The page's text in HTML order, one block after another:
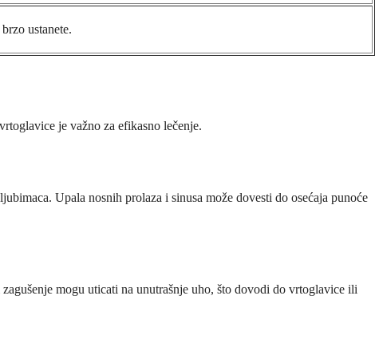
ustanete.
je važno za efikasno lečenje.
Upala nosnih prolaza i sinusa može dovesti do osećaja punoće
mogu uticati na unutrašnje uho, što dovodi do vrtoglavice ili